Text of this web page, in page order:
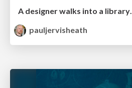
A designer walks into a library…
pauljervisheath